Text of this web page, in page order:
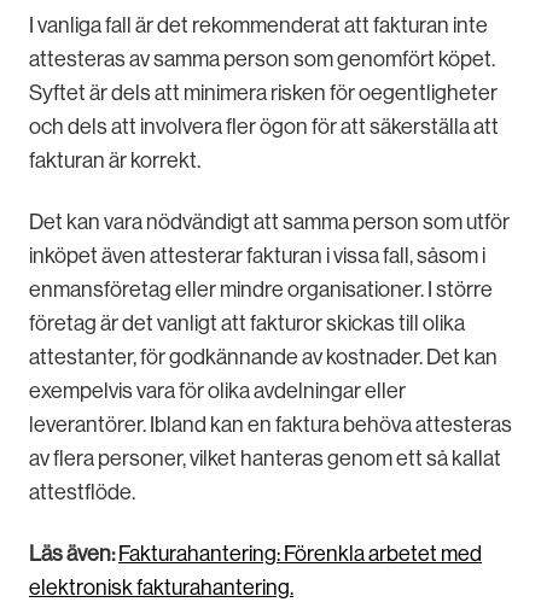
I vanliga fall är det rekommenderat att fakturan inte
attesteras av samma person som genomfört köpet.
Syftet är dels att minimera risken för oegentligheter
och dels att involvera fler ögon för att säkerställa att
fakturan är korrekt.
Det kan vara nödvändigt att samma person som utför
inköpet även attesterar fakturan i vissa fall, såsom i
enmansföretag eller mindre organisationer. I större
företag är det vanligt att fakturor skickas till olika
attestanter, för godkännande av kostnader. Det kan
exempelvis vara för olika avdelningar eller
leverantörer. Ibland kan en faktura behöva attesteras
av flera personer, vilket hanteras genom ett så kallat
attestflöde.
Läs även: Fakturahantering: Förenkla arbetet med
elektronisk fakturahantering.